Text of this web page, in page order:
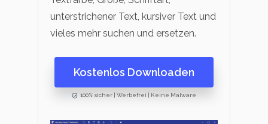
unterstrichener Text, kursiver Text und
vieles mehr suchen und ersetzen.
Kostenlos Downloaden
100% sicher | Werbefrei | Keine Malware